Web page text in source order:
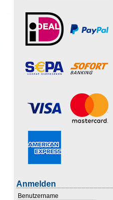
Anmelden
Benutzername